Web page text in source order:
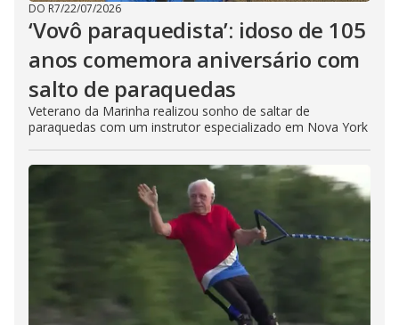
DO R7/22/07/2026
‘Vovô paraquedista’: idoso de 105
anos comemora aniversário com
salto de paraquedas
Veterano da Marinha realizou sonho de saltar de
paraquedas com um instrutor especializado em Nova York